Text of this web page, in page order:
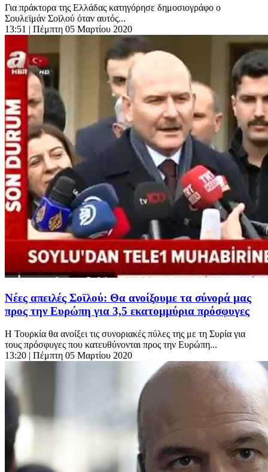
Για πράκτορα της Ελλάδας κατηγόρησε δημοσιογράφο ο
Σουλεϊμάν Σοϊλού όταν αυτός...
13:51 | Πέμπτη 05 Μαρτίου 2020
Νέες απειλές Σοϊλού: Θα ανοίξουμε τα σύνορά μας
προς την Ευρώπη για 3,5 εκατομμύρια πρόσφυγες
Η Τουρκία θα ανοίξει τις συνοριακές πύλες της με τη Συρία για
τους πρόσφυγες που κατευθύνονται προς την Ευρώπη...
13:20 | Πέμπτη 05 Μαρτίου 2020